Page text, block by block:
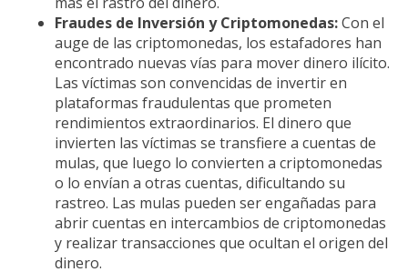
Fraudes de Inversión y Criptomonedas:Con el
auge de las criptomonedas, los estafadores han
encontrado nuevas vías para mover dinero ilícito.
Las víctimas son convencidas de invertir en
plataformas fraudulentas que prometen
rendimientos extraordinarios. El dinero que
invierten las víctimas se transfiere a cuentas de
mulas, que luego lo convierten a criptomonedas
o lo envían a otras cuentas, dificultando su
rastreo. Las mulas pueden ser engañadas para
abrir cuentas en intercambios de criptomonedas
y realizar transacciones que ocultan el origen del
dinero.